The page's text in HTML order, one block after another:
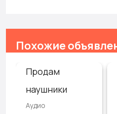
Похожие
Продам
наушники
Аудио